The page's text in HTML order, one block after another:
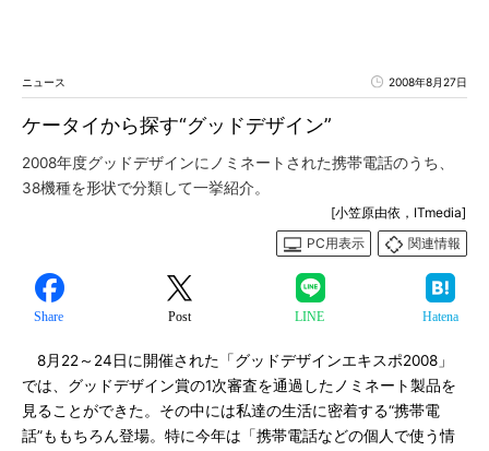
ニュース 2008年8月27日
ケータイから探す“グッドデザイン”
2008年度グッドデザインにノミネートされた携帯電話のうち、
38機種を形状で分類して一挙紹介。
[小笠原由依，ITmedia]
PC用表示
関連情報
Share Post LINE Hatena
8月22～24日に開催された「グッドデザインエキスポ2008」
では、グッドデザイン賞の1次審査を通過したノミネート製品を
見ることができた。その中には私達の生活に密着する“携帯電
話”ももちろん登場。特に今年は「携帯電話などの個人で使う情